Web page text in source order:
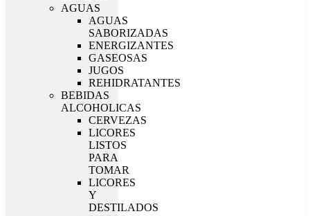
AGUAS
AGUAS
SABORIZADAS
ENERGIZANTES
GASEOSAS
JUGOS
REHIDRATANTES
BEBIDAS
ALCOHOLICAS
CERVEZAS
LICORES
LISTOS
PARA
TOMAR
LICORES
Y
DESTILADOS